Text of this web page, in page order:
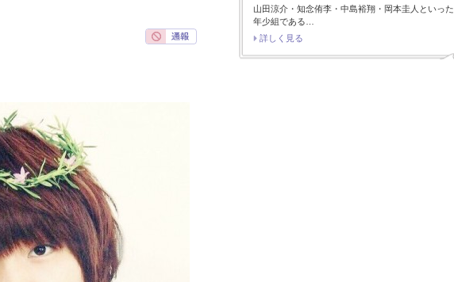
山田涼介・知念侑李・中島裕翔・岡本圭人といった
年少組である…
詳しく見る